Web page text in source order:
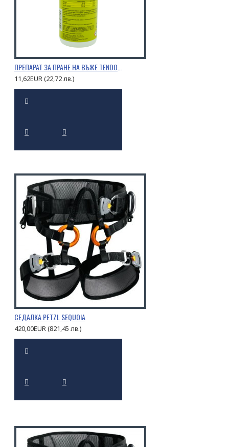
ПРЕПАРАТ ЗА ПРАНЕ НА ВЪЖЕ TENDON 0,5Л.
11,62EUR (22,72 лв.)
СЕДАЛКА PETZL SEQUOIA
420,00EUR (821,45 лв.)